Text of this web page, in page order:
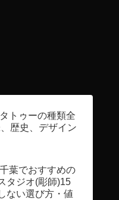
トゥーの種類全
歴史、デザイン
千葉でおすすめの
タジオ(彫師)15
ない選び方・値